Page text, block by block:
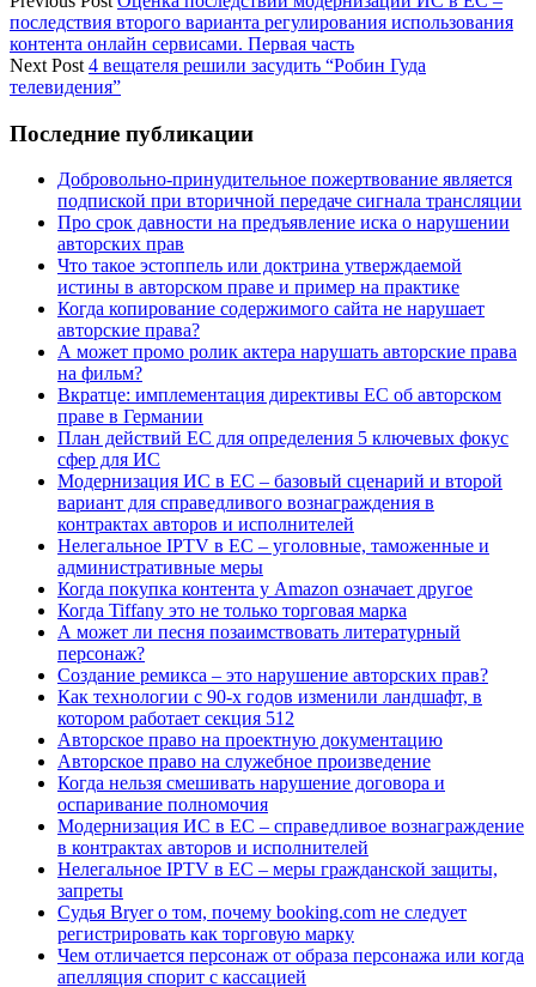
последствия второго варианта регулирования использования
контента онлайн сервисами. Первая часть
Next Post 4 вещателя решили засудить “Робин Гуда
телевидения”
Sidebar
Последние публикации
Добровольно-принудительное пожертвование является
подпиской при вторичной передаче сигнала трансляции
Про срок давности на предъявление иска о нарушении
авторских прав
Что такое эстоппель или доктрина утверждаемой
истины в авторском праве и пример на практике
Когда копирование содержимого сайта не нарушает
авторские права?
А может промо ролик актера нарушать авторские права
на фильм?
Вкратце: имплементация директивы ЕС об авторском
праве в Германии
План действий ЕС для определения 5 ключевых фокус
сфер для ИС
Модернизация ИС в ЕС – базовый сценарий и второй
вариант для справедливого вознаграждения в
контрактах авторов и исполнителей
Нелегальное IPTV в ЕС – уголовные, таможенные и
административные меры
Когда покупка контента у Amazon означает другое
Когда Tiffany это не только торговая марка
А может ли песня позаимствовать литературный
персонаж?
Создание ремикса – это нарушение авторских прав?
Как технологии с 90-х годов изменили ландшафт, в
котором работает секция 512
Авторское право на проектную документацию
Авторское право на служебное произведение
Когда нельзя смешивать нарушение договора и
оспаривание полномочия
Модернизация ИС в ЕС – справедливое вознаграждение
в контрактах авторов и исполнителей
Нелегальное IPTV в ЕС – меры гражданской защиты,
запреты
Судья Bryer о том, почему booking.com не следует
регистрировать как торговую марку
Чем отличается персонаж от образа персонажа или когда
апелляция спорит с кассацией